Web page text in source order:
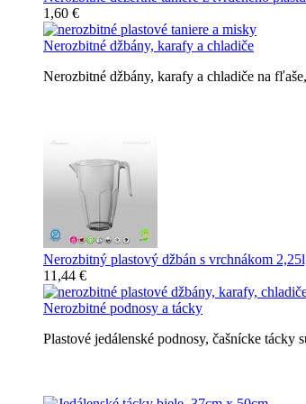
1,60 €
Nerozbitné džbány, karafy a chladiče
Nerozbitné džbány, karafy a chladiče na
Nerozbitný plastový džbán s vrchnákom
11,44 €
Nerozbitné podnosy a tácky
Plastové jedálenské podnosy, čašnícke